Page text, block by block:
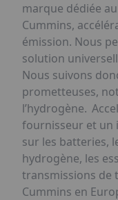
marque dédiée
Cummins,
émission. Nous
solution
Nous suivons
prometteuses,
l’hydrogène.
fournisseur et un
sur les batteries,
hydrogène, les
transmissions de
Cummins en